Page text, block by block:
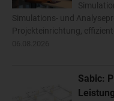
Simulations- und
Projekteinrichtung,
Sabic: